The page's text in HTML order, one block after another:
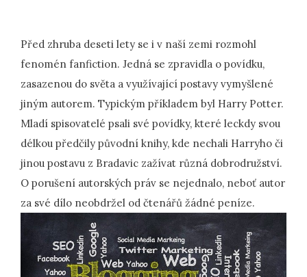
Před zhruba deseti lety se i v naší zemi rozmohl
fenomén fanfiction. Jedná se zpravidla o povídku,
zasazenou do světa a využívající postavy vymyšlené
jiným autorem. Typickým příkladem byl Harry Potter.
Mladí spisovatelé psali své povídky, které leckdy svou
délkou předčily původní knihy, kde nechali Harryho či
jinou postavu z Bradavic zažívat různá dobrodružství.
O porušení autorských práv se nejednalo, neboť autor
za své dílo neobdržel od čtenářů žádné peníze.